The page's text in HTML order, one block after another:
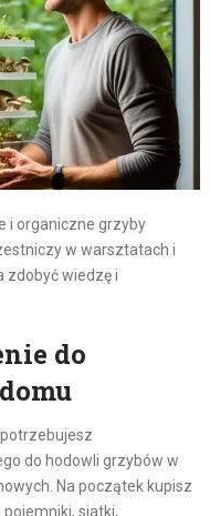
i organiczne grzyby
w warsztatach i
zdobyć wiedzę i
do
do hodowli grzybów w
. Na początek kupisz
siatki,